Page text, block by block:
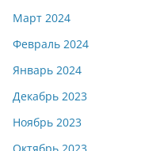
Март 2024
Февраль 2024
Январь 2024
Декабрь 2023
Ноябрь 2023